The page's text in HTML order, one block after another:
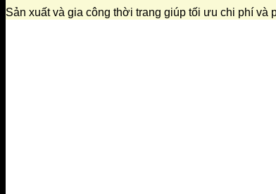
Sản xuất và gia công thời trang giúp tối ưu chi phí